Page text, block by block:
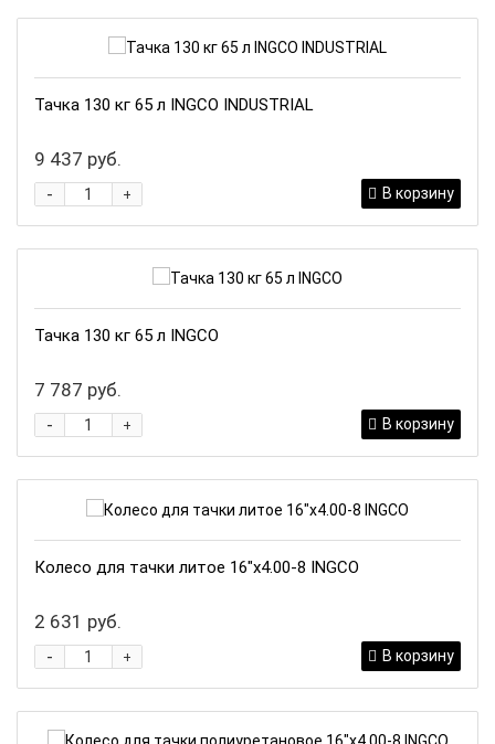
Тачка 130 кг 65 л INGCO INDUSTRIAL
9 437 руб.
+
- В корзину
Тачка 130 кг 65 л INGCO
7 787 руб.
+
- В корзину
Колесо для тачки литое 16"х4.00-8 INGCO
2 631 руб.
+
- В корзину